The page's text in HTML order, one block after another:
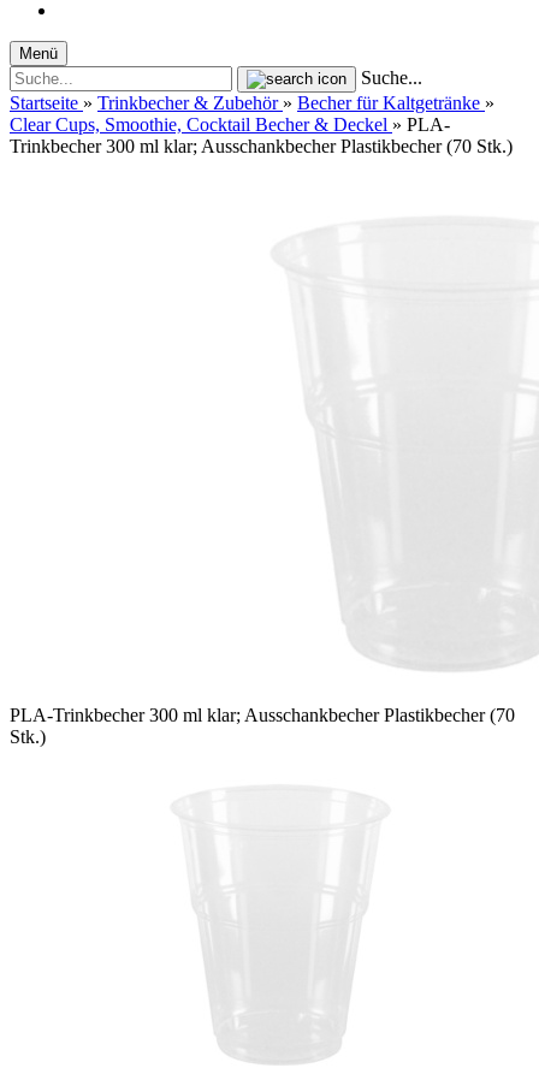
Menü
Suche...
Startseite » Trinkbecher & Zubehör » Becher für Kaltgetränke »
Clear Cups, Smoothie, Cocktail Becher & Deckel » PLA-
Trinkbecher 300 ml klar; Ausschankbecher Plastikbecher (70 Stk.)
PLA-Trinkbecher 300 ml klar; Ausschankbecher Plastikbecher (70
Stk.)